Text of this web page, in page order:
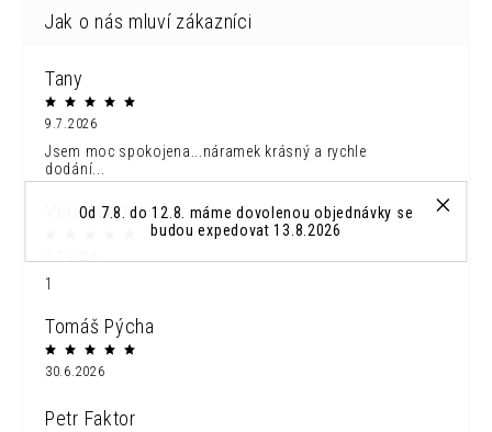
Od 7.8. do 12.8. máme dovolenou objednávky se
budou expedovat 13.8.2026
Tany
9.7.2026
Jsem moc spokojena...náramek krásný a rychle
dodání...
Vera Mladonicka
1
Tomáš Pýcha
30.6.2026
Petr Faktor